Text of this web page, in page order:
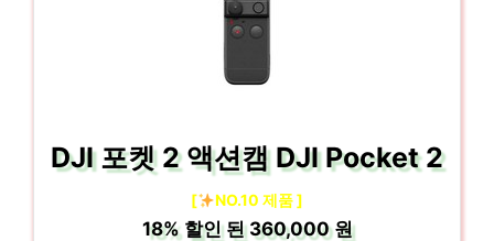
DJI 포켓 2 액션캠 DJI Pocket 2
[ NO.10 제품 ]
18%할인 된360,000 원